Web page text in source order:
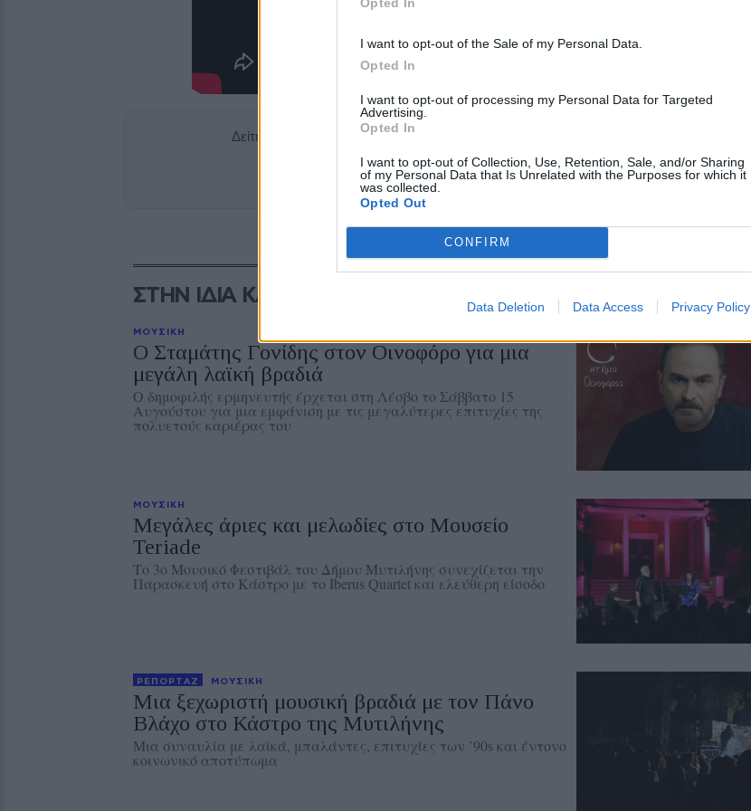
I want to opt-out of the Sale of my Personal Data.
Opted In
I want to opt-out of processing my Personal Data for Targeted
Advertising.
Opted In
I want to opt-out of Collection, Use, Retention, Sale, and/or Sharing
of my Personal Data that Is Unrelated with the Purposes for which it
was collected.
Opted Out
CONFIRM
Data Deletion Data Access Privacy Policy
Δείτε περισσότερα άρθρα μας στα αποτελέσματα αναζήτησης
Add stonisi.gr on Google ↗
ΣΤΗΝ ΙΔΙΑ ΚΑΤΗΓΟΡΙΑ
ΜΟΥΣΙΚΗ
Ο Σταμάτης Γονίδης στον Οινοφόρο για μια
μεγάλη λαϊκή βραδιά
Ο δημοφιλής ερμηνευτής έρχεται στη Λέσβο το Σάββατο 15
Αυγούστου για μια εμφάνιση με τις μεγαλύτερες επιτυχίες της
πολυετούς καριέρας του
ΜΟΥΣΙΚΗ
Μεγάλες άριες και μελωδίες στο Μουσείο
Teriade
Το 3ο Μουσικό Φεστιβάλ του Δήμου Μυτιλήνης συνεχίζεται την
Παρασκευή στο Κάστρο με το Iberus Quartet και ελεύθερη είσοδο
ΡΕΠΟΡΤΑΖ ΜΟΥΣΙΚΗ
Μια ξεχωριστή μουσική βραδιά με τον Πάνο
Βλάχο στο Κάστρο της Μυτιλήνης
Μια συναυλία με λαϊκά, μπαλάντες, επιτυχίες των ’90s και έντονο
κοινωνικό αποτύπωμα